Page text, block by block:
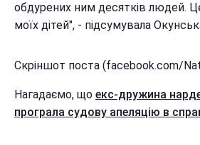
обдурених ним десятків людей.
моїх дітей", - підсумувала
Скріншот поста (facebook.com/
Нагадаємо, що екс-дружина
програла судову апеляцію в